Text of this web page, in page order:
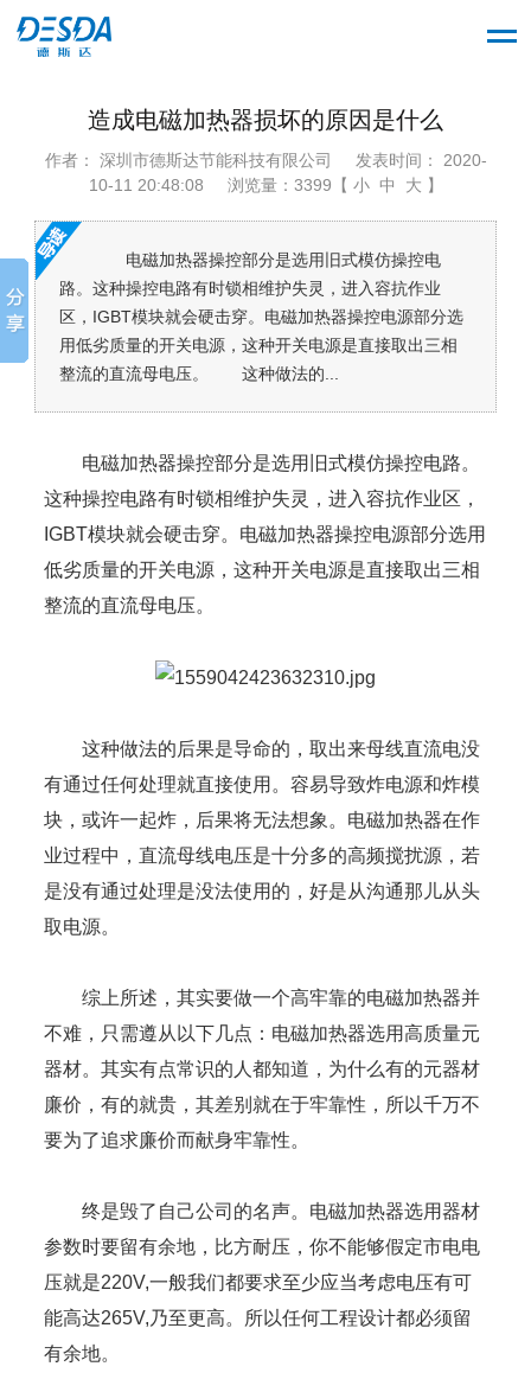
造成电磁加热器损坏的原因是什么
作者： 深圳市德斯达节能科技有限公司
发表时间： 2020-
10-11 20:48:08
浏览量：3399【 小 中 大 】
电磁加热器操控部分是选用旧式模仿操控电
路。这种操控电路有时锁相维护失灵，进入容抗作业
区，IGBT模块就会硬击穿。电磁加热器操控电源部分选
用低劣质量的开关电源，这种开关电源是直接取出三相
整流的直流母电压。 这种做法的...
电磁加热器操控部分是选用旧式模仿操控电路。
这种操控电路有时锁相维护失灵，进入容抗作业区，
IGBT模块就会硬击穿。电磁加热器操控电源部分选用
低劣质量的开关电源，这种开关电源是直接取出三相
整流的直流母电压。
这种做法的后果是导命的，取出来母线直流电没
有通过任何处理就直接使用。容易导致炸电源和炸模
块，或许一起炸，后果将无法想象。电磁加热器在作
业过程中，直流母线电压是十分多的高频搅扰源，若
是没有通过处理是没法使用的，好是从沟通那儿从头
取电源。
综上所述，其实要做一个高牢靠的电磁加热器并
不难，只需遵从以下几点：电磁加热器选用高质量元
器材。其实有点常识的人都知道，为什么有的元器材
廉价，有的就贵，其差别就在于牢靠性，所以千万不
要为了追求廉价而献身牢靠性。
终是毁了自己公司的名声。电磁加热器选用器材
参数时要留有余地，比方耐压，你不能够假定市电电
压就是220V,一般我们都要求至少应当考虑电压有可
能高达265V,乃至更高。所以任何工程设计都必须留
有余地。